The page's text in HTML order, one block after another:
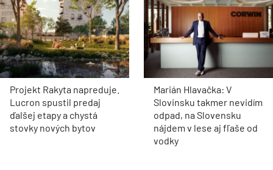
Projekt Rakyta napreduje.
Lucron spustil predaj
ďalšej etapy a chystá
stovky nových bytov
Marián Hlavačka: V
Slovinsku takmer nevidím
odpad, na Slovensku
nájdem v lese aj fľaše od
vodky